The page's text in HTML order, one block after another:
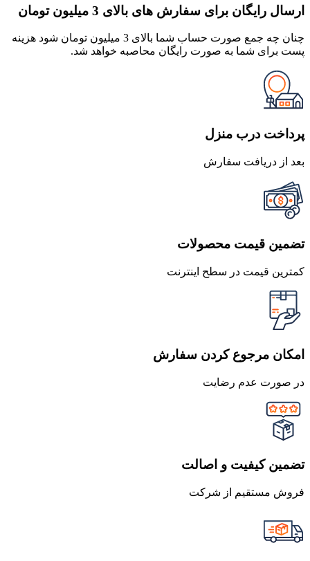
ارسال رایگان برای سفارش های بالای 3 میلیون تومان
چنان چه جمع صورت حساب شما بالای 3 میلیون تومان شود هزینه
پست برای شما به صورت رایگان محاصبه خواهد شد.
پرداخت درب منزل
بعد از دریافت سفارش
تضمین قیمت محصولات
کمترین قیمت در سطح اینترنت
امکان مرجوع کردن سفارش
در صورت عدم رضایت
تضمین کیفیت و اصالت
فروش مستقیم از شرکت